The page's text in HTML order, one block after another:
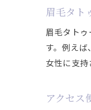
眉毛タト
眉毛タト
す。例え
女性に支持
アクセス